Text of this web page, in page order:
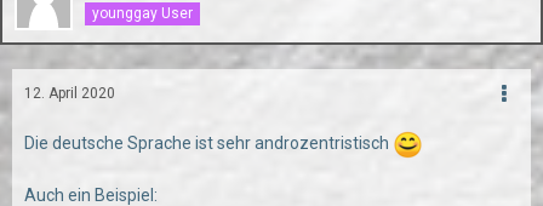
younggay User
12. April 2020
Die deutsche Sprache ist sehr androzentristisch
Auch ein Beispiel: